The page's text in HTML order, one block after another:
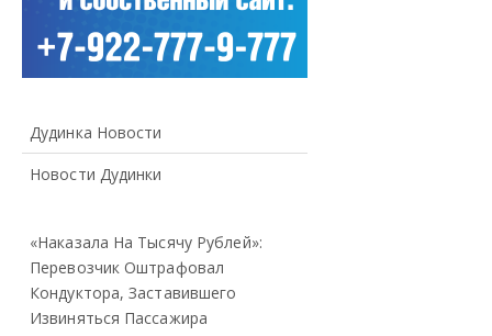
Дудинка Новости
Новости Дудинки
«Наказала На Тысячу Рублей»:
Перевозчик Оштрафовал
Кондуктора, Заставившего
Извиняться Пассажира